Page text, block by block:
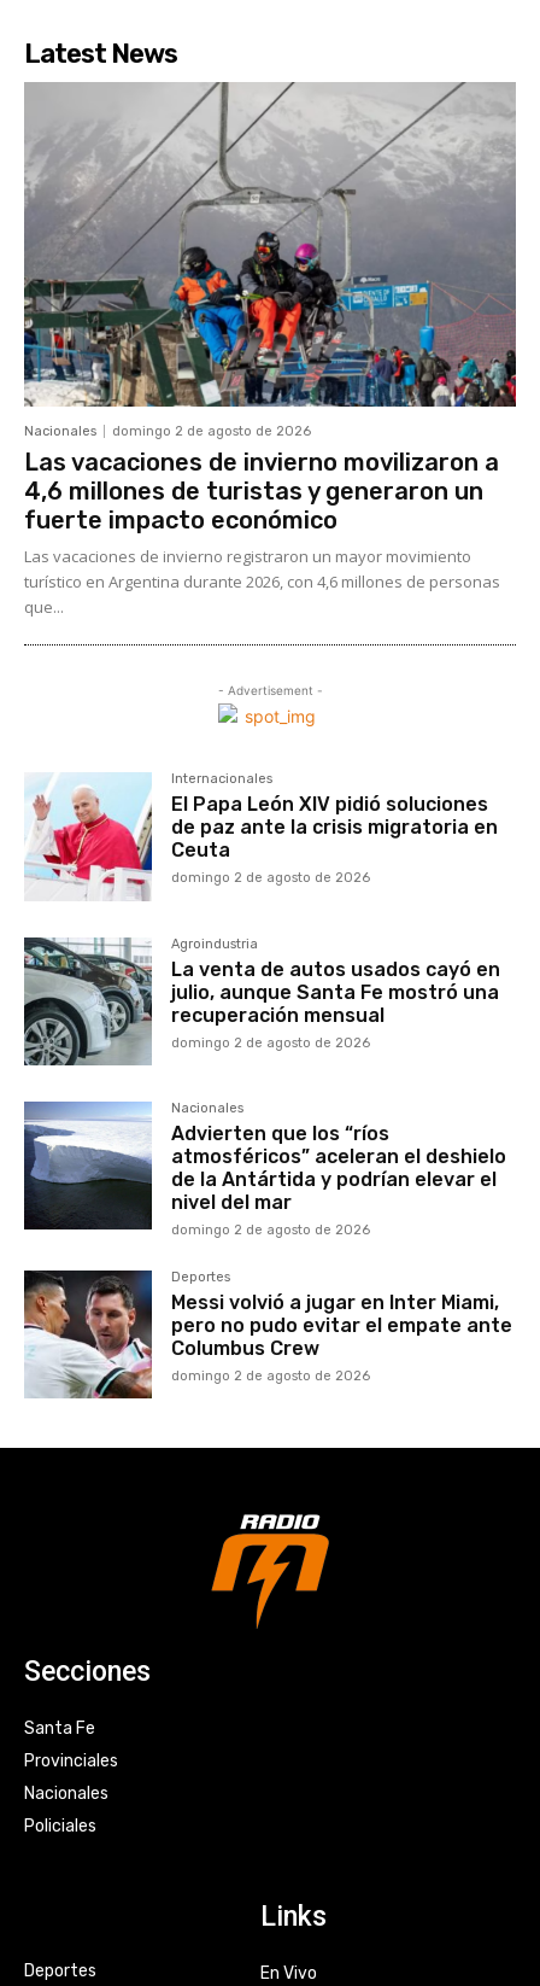
Latest News
Nacionales domingo 2 de agosto de 2026
Las vacaciones de invierno movilizaron a
4,6 millones de turistas y generaron un
fuerte impacto económico
Las vacaciones de invierno registraron un mayor movimiento
turístico en Argentina durante 2026, con 4,6 millones de personas
que...
- Advertisement -
Internacionales
El Papa León XIV pidió soluciones
de paz ante la crisis migratoria en
Ceuta
domingo 2 de agosto de 2026
Agroindustria
La venta de autos usados cayó en
julio, aunque Santa Fe mostró una
recuperación mensual
domingo 2 de agosto de 2026
Nacionales
Advierten que los “ríos
atmosféricos” aceleran el deshielo
de la Antártida y podrían elevar el
nivel del mar
domingo 2 de agosto de 2026
Deportes
Messi volvió a jugar en Inter Miami,
pero no pudo evitar el empate ante
Columbus Crew
domingo 2 de agosto de 2026
Secciones
Santa Fe
Provinciales
Nacionales
Policiales
Deportes
Links
En Vivo